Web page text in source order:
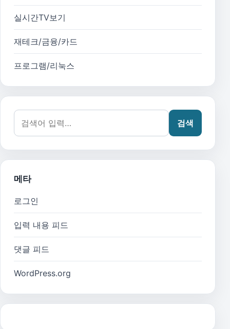
실시간TV보기
재테크/금융/카드
프로그램/리눅스
검색어:
검색
메타
로그인
입력 내용 피드
댓글 피드
WordPress.org